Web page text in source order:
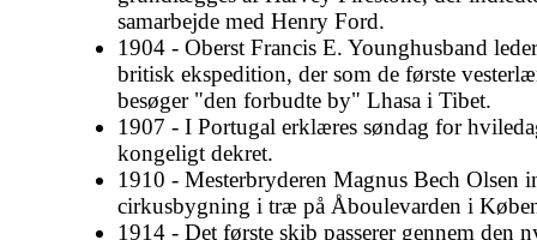
samarbejde med Henry Ford.
1904 - Oberst Francis E. Younghusband
britisk ekspedition, der som de første
besøger "den forbudte by" Lhasa i Tibet.
1907 - I Portugal erklæres søndag for
kongeligt dekret.
1910 - Mesterbryderen Magnus Bech Olsen
cirkusbygning i træ på Åboulevarden i
1914 - Det første skib passerer gennem den